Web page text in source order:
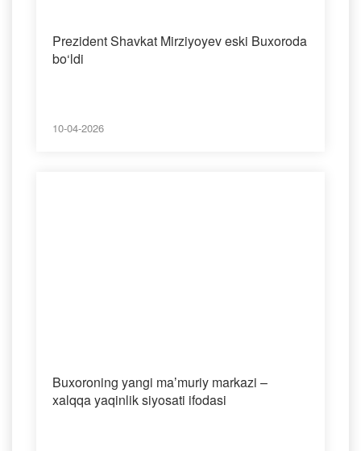
Prezident Shavkat Mirziyoyev eski Buxoroda
bo‘ldi
10-04-2026
Buxoroning yangi maʼmuriy markazi –
xalqqa yaqinlik siyosati ifodasi